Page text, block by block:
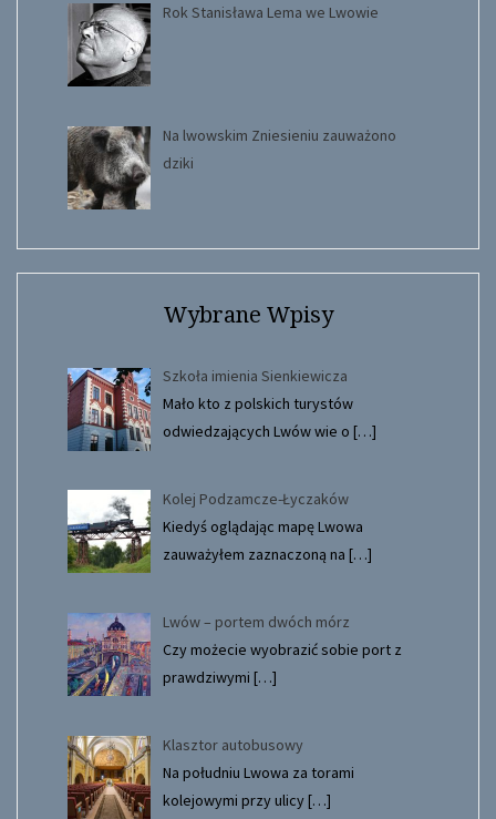
Rok Stanisława Lema we Lwowie
Na lwowskim Zniesieniu zauważono
dziki
Wybrane Wpisy
Szkoła imienia Sienkiewicza
Mało kto z polskich turystów
odwiedzających Lwów wie o […]
Kolej Podzamcze-Łyczaków
Kiedyś oglądając mapę Lwowa
zauważyłem zaznaczoną na […]
Lwów – portem dwóch mórz
Czy możecie wyobrazić sobie port z
prawdziwymi […]
Klasztor autobusowy
Na południu Lwowa za torami
kolejowymi przy ulicy[…]